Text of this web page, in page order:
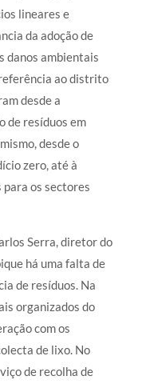
lineares e
da adoção de
danos ambientais
ao distrito
desde a
de resíduos em
desde o
zero, até à
os sectores
Serra, diretor do
há uma falta de
de resíduos. Na
organizados do
com os
de lixo. No
de recolha de